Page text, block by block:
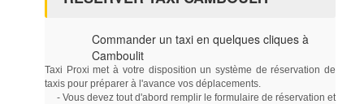
Commander un taxi en quelques cliques à
Camboulit
Taxi Proxi met à votre disposition un système de réservation de
taxis pour préparer à l'avance vos déplacements.
- Vous devez tout d'abord remplir le formulaire de réservation et